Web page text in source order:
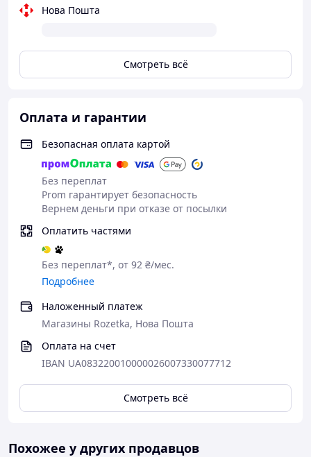
Нова Пошта
Смотреть всё
Оплата и гарантии
Безопасная оплата картой
Без переплат
Prom гарантирует безопасность
Вернем деньги при отказе от посылки
Оплатить частями
Без переплат*, от 92 ₴/мес.
Подробнее
Наложенный платеж
Магазины Rozetka, Нова Пошта
Оплата на счет
IBAN UA083220010000026007330077712
Смотреть всё
Похожее у других продавцов